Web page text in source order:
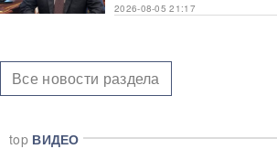
2026-08-05 21:17
Все новости раздела
top ВИДЕО